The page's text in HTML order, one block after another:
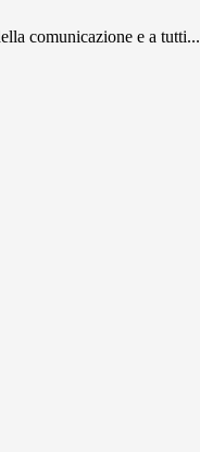
comunicazione e a tutti...